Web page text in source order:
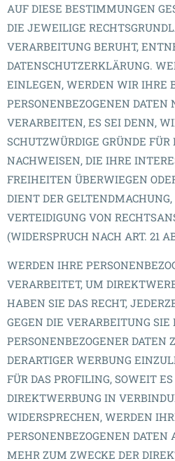
AUF DIESE BESTIMMUNGEN
DIE JEWEILIGE
VERARBEITUNG BERUHT,
DATENSCHUTZERKLÄRUNG.
EINLEGEN, WERDEN WIR IHRE
PERSONENBEZOGENEN DATEN
VERARBEITEN, ES SEI DENN,
SCHUTZWÜRDIGE GRÜNDE
NACHWEISEN, DIE IHRE
FREIHEITEN ÜBERWIEGEN
DIENT DER GELTENDMACHUNG,
VERTEIDIGUNG VON
(WIDERSPRUCH NACH ART. 21
WERDEN IHRE
VERARBEITET, UM
HABEN SIE DAS RECHT,
GEGEN DIE VERARBEITUNG SIE
PERSONENBEZOGENER DATEN
DERARTIGER WERBUNG
FÜR DAS PROFILING, SOWEIT
DIREKTWERBUNG IN
WIDERSPRECHEN, WERDEN
PERSONENBEZOGENEN
MEHR ZUM ZWECKE DER